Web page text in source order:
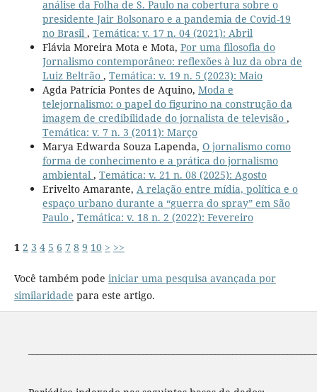
análise da Folha de S. Paulo na cobertura sobre o
presidente Jair Bolsonaro e a pandemia de Covid-19
no Brasil , Temática: v. 17 n. 04 (2021): Abril
Flávia Moreira Mota e Mota, Por uma filosofia do
Jornalismo contemporâneo: reflexões à luz da obra de
Luiz Beltrão , Temática: v. 19 n. 5 (2023): Maio
Agda Patrícia Pontes de Aquino, Moda e
telejornalismo: o papel do figurino na construção da
imagem de credibilidade do jornalista de televisão ,
Temática: v. 7 n. 3 (2011): Março
Marya Edwarda Souza Lapenda, O jornalismo como
forma de conhecimento e a prática do jornalismo
ambiental , Temática: v. 21 n. 08 (2025): Agosto
Erivelto Amarante, A relação entre mídia, política e o
espaço urbano durante a “guerra do spray” em São
Paulo , Temática: v. 18 n. 2 (2022): Fevereiro
1 2 3 4 5 6 7 8 9 10 > >>
Você também pode iniciar uma pesquisa avançada por
similaridade para este artigo.